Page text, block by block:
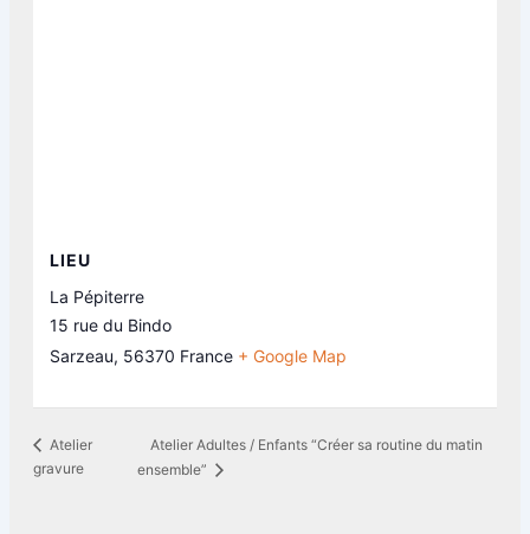
LIEU
La Pépiterre
15 rue du Bindo
Sarzeau, 56370 France + Google Map
Atelier
gravure
Atelier Adultes / Enfants “Créer sa routine du matin
ensemble”